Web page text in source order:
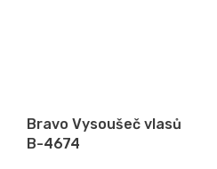
Bravo Vysoušeč vlasů
B-4674